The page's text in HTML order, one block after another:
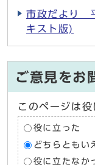
市政だより
キスト版)
ご意見をお
このページは役
役に立った
どちらともい
役に立たなか